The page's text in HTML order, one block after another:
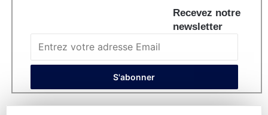
Recevez notre
newsletter